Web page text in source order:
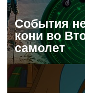
События
кони во
самолет